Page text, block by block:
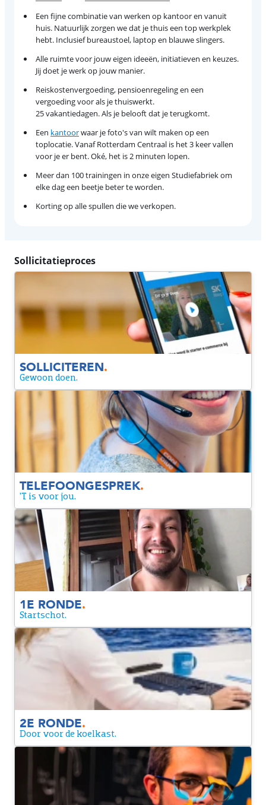
Een fijne combinatie van werken op kantoor en vanuit
huis. Natuurlijk zorgen we dat je thuis een top werkplek
hebt. Inclusief bureaustoel, laptop en blauwe slingers.
Alle ruimte voor jouw eigen ideeën, initiatieven en keuzes.
Jij doet je werk op jouw manier.
Reiskostenvergoeding, pensioenregeling en een
vergoeding voor als je thuiswerkt.
25 vakantiedagen. Als je belooft dat je terugkomt.
Een kantoorwaar je foto's van wilt maken op een
toplocatie. Vanaf Rotterdam Centraal is het 3 keer vallen
voor je er bent. Oké, het is 2 minuten lopen.
Meer dan 100 trainingen in onze eigen Studiefabriek om
elke dag een beetje beter te worden.
Korting op alle spullen die we verkopen.
Sollicitatieproces
SOLLICITEREN.
Gewoon doen.
Solliciteren
Laat je gegevens achter en je hoort zo snel mogelijk of je
doorgaat naar de volgende ronde.
TELEFOONGESPREK.
'T is voor jou.
Telefoongesprek
We willen je iets beter leren kennen tijdens een
telefoongesprek. Tijdens dit gesprek vragen we naar je
motivatie voor Coolblue en de functie.
1E RONDE.
Startschot.
1e ronde
We gaan verder met elkaar in gesprek, zodat we elkaar
allerlei vragen kunnen stellen. Zo wordt het voor jou
duidelijker wat de rol inhoudt en krijgen wij een beter beeld
van jouw ervaring.
2E RONDE.
Door voor de koelkast.
2e ronde
Een laatste moment om nóg dieper in te gaan op de rol en
om elkaar de laatste brandende vragen te stellen.
Contract
Yes! We zijn een match. Je krijgt een contract van ons. Alleen
nog even tekenen en dan maken we het officieel.